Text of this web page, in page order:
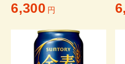
6,300 円